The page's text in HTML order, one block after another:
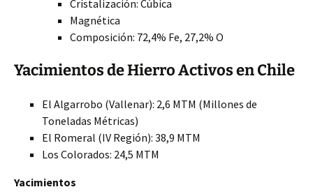
Cristalización: Cúbica
Magnética
Composición: 72,4% Fe, 27,2% O
Yacimientos de Hierro Activos en Chile
El Algarrobo (Vallenar): 2,6 MTM (Millones de
Toneladas Métricas)
El Romeral (IV Región): 38,9 MTM
Los Colorados: 24,5 MTM
Yacimientos